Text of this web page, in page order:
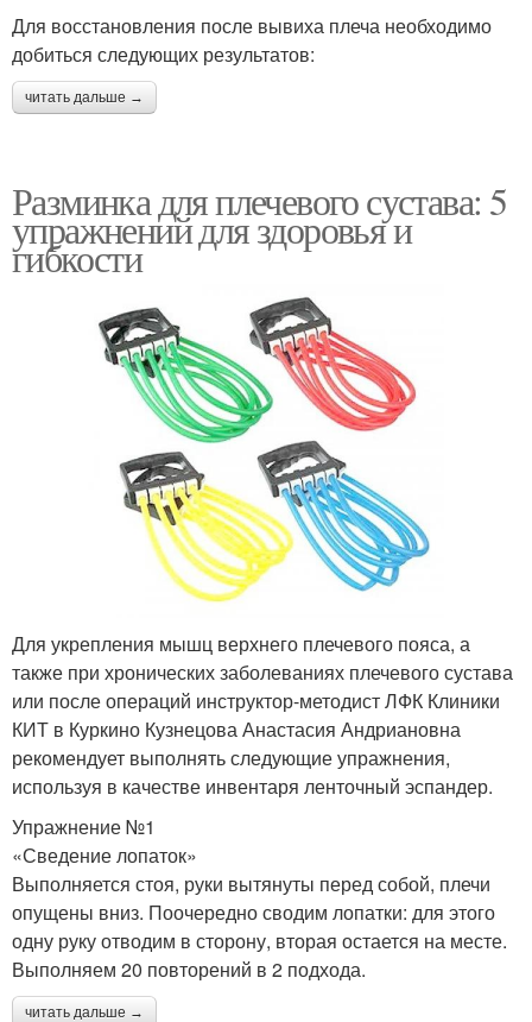
Для восстановления после вывиха плеча необходимо
добиться следующих результатов:
читать дальше →
Разминка для плечевого сустава: 5
упражнений для здоровья и
гибкости
Для укрепления мышц верхнего плечевого пояса, а
также при хронических заболеваниях плечевого сустава
или после операций инструктор-методист ЛФК Клиники
КИТ в Куркино Кузнецова Анастасия Андриановна
рекомендует выполнять следующие упражнения,
используя в качестве инвентаря ленточный эспандер.
Упражнение №1
«Сведение лопаток»
Выполняется стоя, руки вытянуты перед собой, плечи
опущены вниз. Поочередно сводим лопатки: для этого
одну руку отводим в сторону, вторая остается на месте.
Выполняем 20 повторений в 2 подхода.
читать дальше →